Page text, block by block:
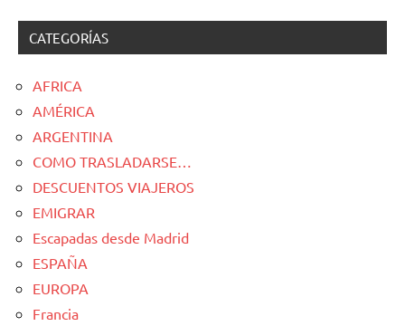
CATEGORÍAS
AFRICA
AMÉRICA
ARGENTINA
COMO TRASLADARSE…
DESCUENTOS VIAJEROS
EMIGRAR
Escapadas desde Madrid
ESPAÑA
EUROPA
Francia